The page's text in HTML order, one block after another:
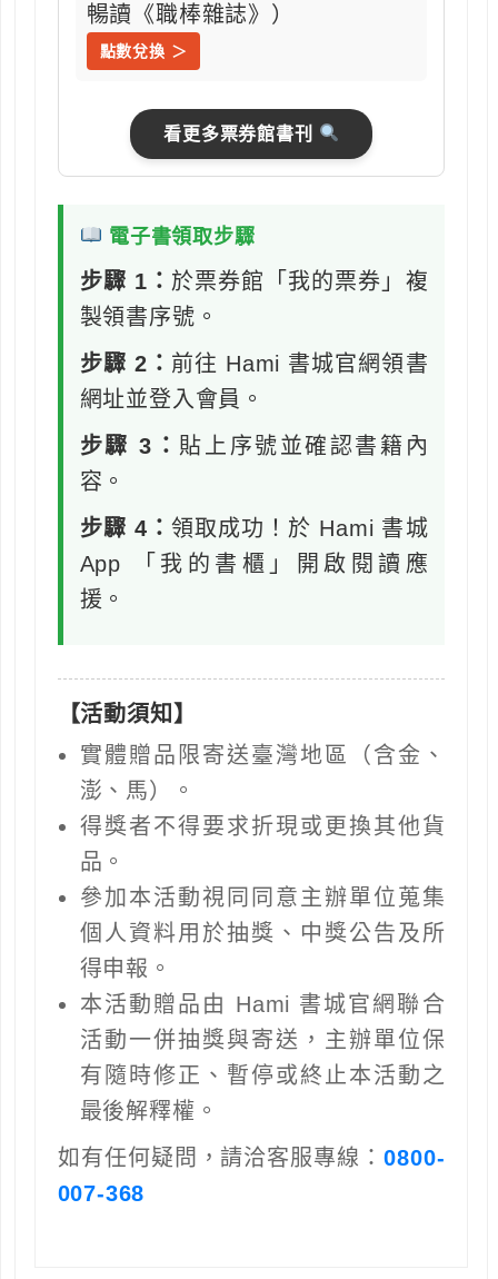
暢讀《職棒雜誌》）
點數兌換 ＞
看更多票券館書刊
電子書領取步驟
步驟 1： 於票券館「我的票券」複
製領書序號。
步驟 2： 前往 Hami 書城官網領書
網址並登入會員。
步驟 3： 貼上序號並確認書籍內
容。
步驟 4： 領取成功！於 Hami 書城
App 「我的書櫃」開啟閱讀應
援。
【活動須知】
實體贈品限寄送臺灣地區（含金、
澎、馬）。
得獎者不得要求折現或更換其他貨
品。
參加本活動視同同意主辦單位蒐集
個人資料用於抽獎、中獎公告及所
得申報。
本活動贈品由 Hami 書城官網聯合
活動一併抽獎與寄送，主辦單位保
有隨時修正、暫停或終止本活動之
最後解釋權。
如有任何疑問，請洽客服專線：0800-
007-368